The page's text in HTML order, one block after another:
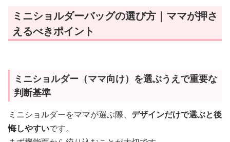
ミニショルダーバッグの選び方｜ママが押さ
えるべきポイント
ミニショルダー（ママ向け）を選ぶうえで重要な
判断基準
ミニショルダーをママが選ぶ際、 デザインだけで選ぶと後
悔しやすいです。